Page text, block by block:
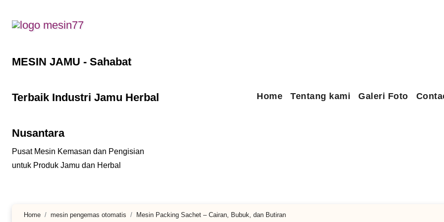
MESIN JAMU - Sahabat
Terbaik Industri Jamu Herbal
Nusantara
Pusat Mesin Kemasan dan Pengisian
untuk Produk Jamu dan Herbal
Home Tentang kami Galeri Foto
Home mesin pengemas otomatis Mesin Packing Sachet – Cairan, Bubuk, dan Butiran